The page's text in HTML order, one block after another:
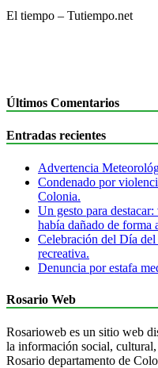
El tiempo – Tutiempo.net
Últimos Comentarios
Entradas recientes
Advertencia
Condenado por
Colonia.
Un gesto para
había dañado de forma
Celebración del Día
recreativa.
Denuncia por estafa
Rosario Web
Rosarioweb es un sitio web
la información social,
Rosario departamento de